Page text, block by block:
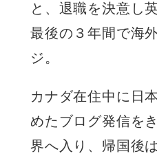
と、退職を決意し
最後の３年間で海
ジ。
カナダ在住中に日
めたブログ発信を
界へ入り、帰国後